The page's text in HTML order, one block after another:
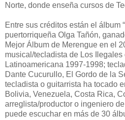
Norte, donde enseña cursos de
Entre sus créditos están el álbum
puertorriqueña Olga Tañón,
Mejor Álbum de Merengue en el
musical/tecladista de Los Ilegales
Latinoamericana 1997-1998;
Dante Cucurullo, El Gordo de la
tecladista o guitarrista ha tocado
Bolivia, Venezuela, Costa Rica,
arreglista/productor o ingeniero
puede escuchar en más de 30